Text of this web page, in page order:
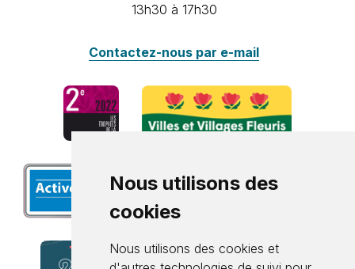
Nous utilisons des
cookies
Nous utilisons des cookies et
13h30 à 17h30
Contactez-nous par e-mail